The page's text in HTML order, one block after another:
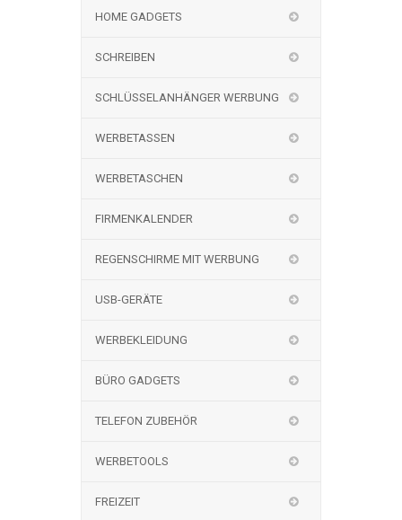
HOME GADGETS
SCHREIBEN
SCHLÜSSELANHÄNGER WERBUNG
WERBETASSEN
WERBETASCHEN
FIRMENKALENDER
REGENSCHIRME MIT WERBUNG
USB-GERÄTE
WERBEKLEIDUNG
BÜRO GADGETS
TELEFON ZUBEHÖR
WERBETOOLS
FREIZEIT